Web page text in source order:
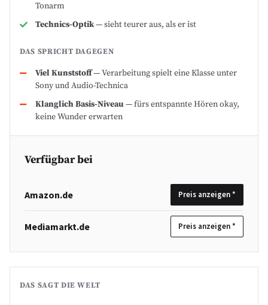
Tonarm
Technics-Optik— sieht teurer aus, als er ist
DAS SPRICHT DAGEGEN
Viel Kunststoff— Verarbeitung spielt eine Klasse unter
Sony und Audio-Technica
Klanglich Basis-Niveau— fürs entspannte Hören okay,
keine Wunder erwarten
Verfügbar bei
Amazon.de Preis anzeigen *
Mediamarkt.de Preis anzeigen *
DAS SAGT DIE WELT